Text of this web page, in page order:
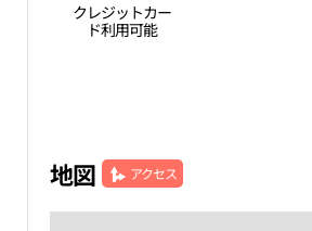
クレジットカー
ド利用可能
地図 アクセス